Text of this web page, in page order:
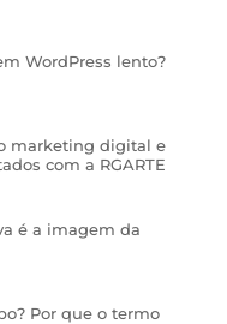
WordPress lento?
marketing digital e
com a RGARTE
é a imagem da
Por que o termo